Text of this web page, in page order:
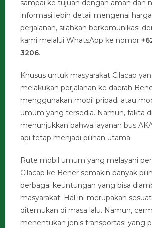
sampai ke tujuan dengan aman dan
informasi lebih detail mengenai
perjalanan, silahkan berkomunikasi
kami melalui WhatsApp ke nomor
3206.
Khusus untuk masyarakat Cilacap
melakukan perjalanan ke daerah
menggunakan mobil pribadi atau
umum yang tersedia. Namun, fakta
menunjukkan bahwa layanan bus
api tetap menjadi pilihan utama.
Rute mobil umum yang melayani
Cilacap ke Bener semakin banyak
berbagai keuntungan yang bisa
masyarakat. Hal ini merupakan
ditemukan di masa lalu. Namun,
menentukan jenis transportasi yang